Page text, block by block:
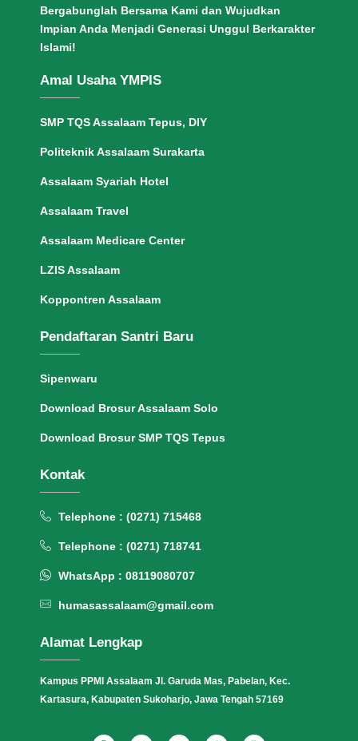
Bergabunglah Bersama Kami dan Wujudkan
Impian Anda Menjadi Generasi Unggul Berkarakter
Islami!
Amal Usaha YMPIS
SMP TQS Assalaam Tepus, DIY
Politeknik Assalaam Surakarta
Assalaam Syariah Hotel
Assalaam Travel
Assalaam Medicare Center
LZIS Assalaam
Koppontren Assalaam
Pendaftaran Santri Baru
Sipenwaru
Download Brosur Assalaam Solo
Download Brosur SMP TQS Tepus
Kontak
Telephone : (0271) 715468
Telephone : (0271) 718741
WhatsApp : 08119080707
humasassalaam@gmail.com
Alamat Lengkap
Kampus PPMI Assalaam Jl. Garuda Mas, Pabelan, Kec.
Kartasura, Kabupaten Sukoharjo, Jawa Tengah 57169